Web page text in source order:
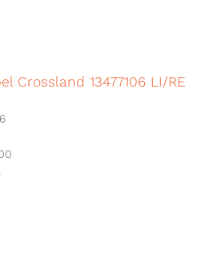
Crossland 13477106 LI/RE